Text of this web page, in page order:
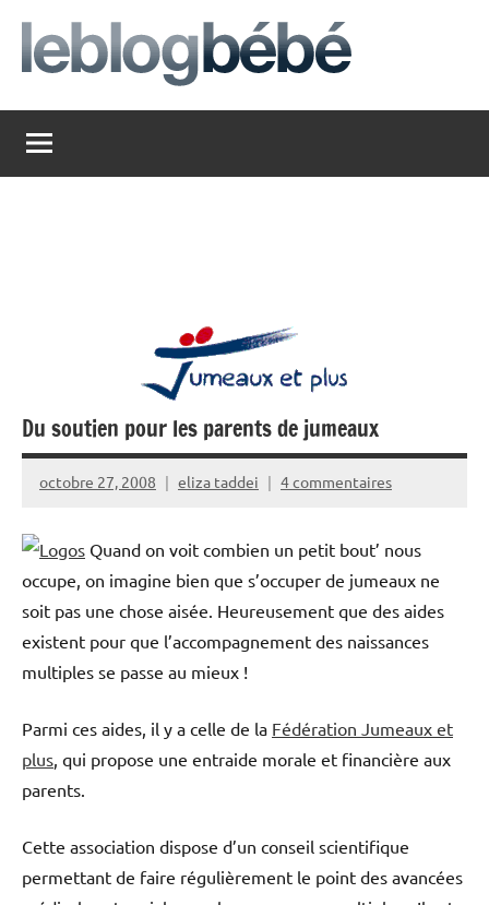
contenu
leblogbebe
The
Social
Du soutien pour les parents de jumeaux
octobre 27, 2008 eliza taddei 4 commentaires
Quand on voit combien un petit bout’ nous
occupe, on imagine bien que s’occuper de jumeaux ne
soit pas une chose aisée. Heureusement que des aides
existent pour que l’accompagnement des naissances
multiples se passe au mieux !
Parmi ces aides, il y a celle de la Fédération Jumeaux et
plus , qui propose une entraide morale et financière aux
parents.
Cette association dispose d’un conseil scientifique
permettant de faire régulièrement le point des avancées